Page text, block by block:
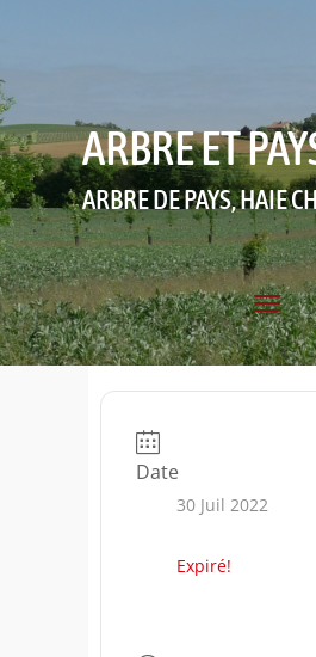
ARBRE ET
ARBRE DE PAYS, HAIE
Date
30 Juil 2022
Expiré!